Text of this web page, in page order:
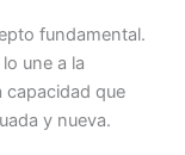
fundamental.
une a la
capacidad que
y nueva.